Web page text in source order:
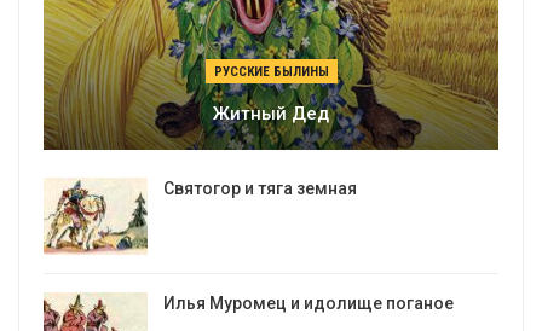
РУССКИЕ БЫЛИНЫ
Житный Дед
Святогор и тяга земная
Илья Муромец и идолище поганое